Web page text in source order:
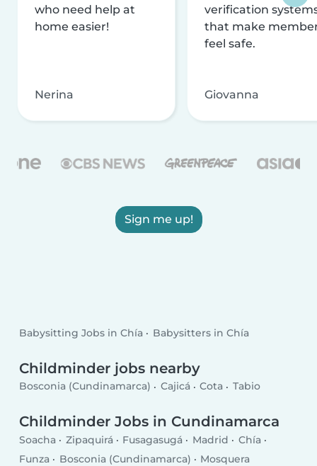
who need help at
home easier!
Nerina
verification
that make
feel safe.
Giovanna
Sign me up!
Babysitting Jobs in Chía Babysitters in Chía
Childminder jobs nearby
Bosconia (Cundinamarca) Cajicá Cota Tabio
Childminder Jobs in Cundinamarca
Soacha Zipaquirá Fusagasugá Madrid
Chía
Funza
Bosconia (Cundinamarca) Mosquera